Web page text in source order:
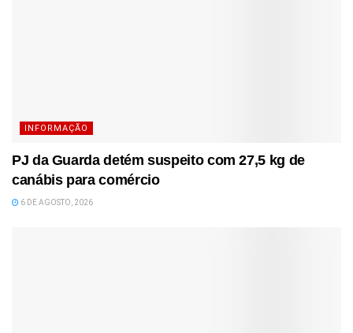
INFORMAÇÃO
PJ da Guarda detém suspeito com 27,5 kg de
canábis para comércio
6 DE AGOSTO, 2026